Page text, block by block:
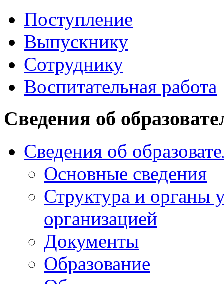
Поступление
Выпускнику
Сотруднику
Воспитательная работа
Сведения об
Сведения об
Основные сведения
Структура и органы
организацией
Документы
Образование